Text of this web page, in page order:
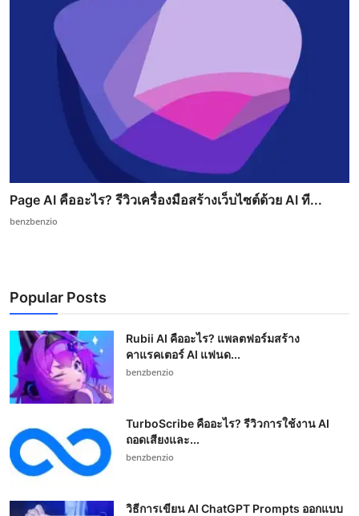
Page AI คืออะไร? รีวิวเครื่องมือสร้างเว็บไซต์ด้วย AI ที...
benzbenzio
Popular Posts
Rubii AI คืออะไร? แพลตฟอร์มสร้าง
คาแรคเตอร์ AI แฟนด...
benzbenzio
TurboScribe คืออะไร? รีวิวการใช้งาน AI
ถอดเสียงและ...
benzbenzio
วิธีการเขียน AI ChatGPT Prompts ออกแบบ